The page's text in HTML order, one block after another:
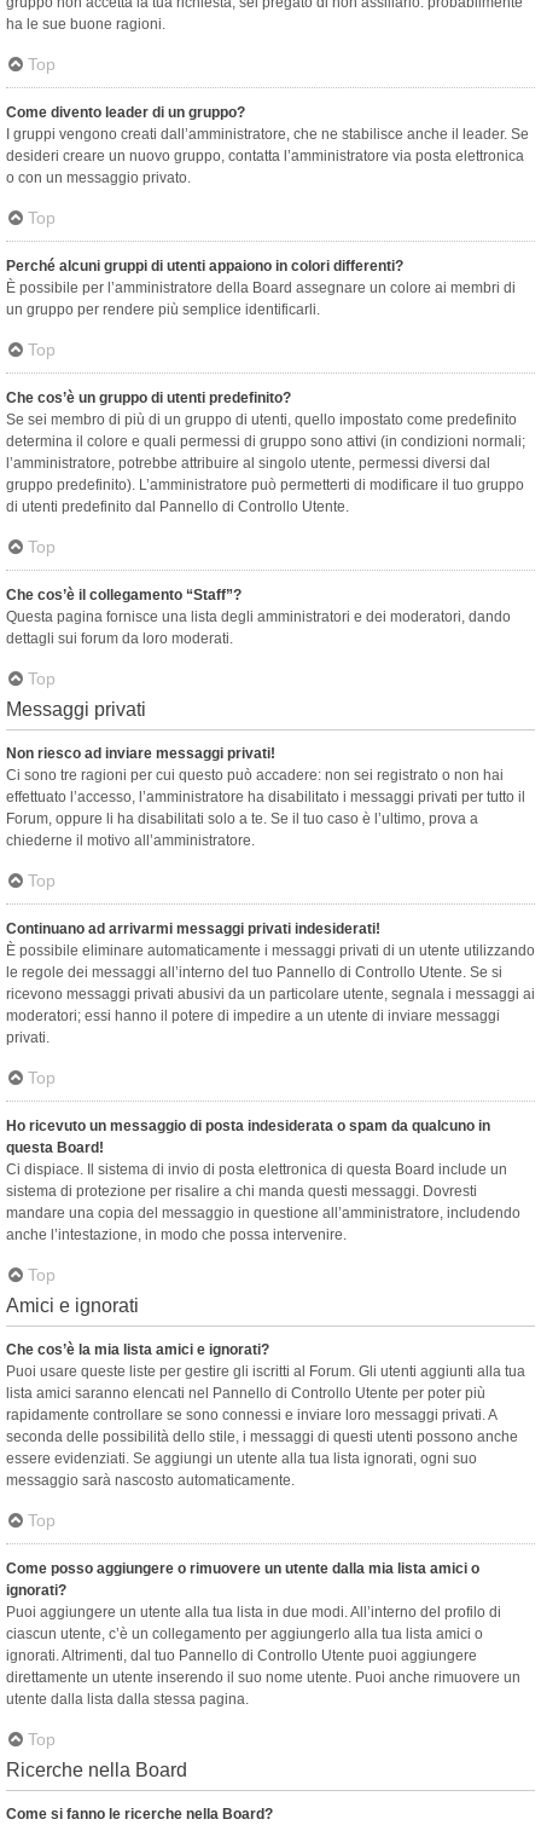
ha le sue buone ragioni.
Top
Come divento leader di un gruppo?
I gruppi vengono creati dall’amministratore, che ne stabilisce anche il leader. Se
desideri creare un nuovo gruppo, contatta l’amministratore via posta elettronica
o con un messaggio privato.
Top
Perché alcuni gruppi di utenti appaiono in colori differenti?
È possibile per l’amministratore della Board assegnare un colore ai membri di
un gruppo per rendere più semplice identificarli.
Top
Che cos’è un gruppo di utenti predefinito?
Se sei membro di più di un gruppo di utenti, quello impostato come predefinito
determina il colore e quali permessi di gruppo sono attivi (in condizioni normali;
l’amministratore, potrebbe attribuire al singolo utente, permessi diversi dal
gruppo predefinito). L’amministratore può permetterti di modificare il tuo gruppo
di utenti predefinito dal Pannello di Controllo Utente.
Top
Che cos’è il collegamento “Staff”?
Questa pagina fornisce una lista degli amministratori e dei moderatori, dando
dettagli sui forum da loro moderati.
Top
Messaggi privati
Non riesco ad inviare messaggi privati!
Ci sono tre ragioni per cui questo può accadere: non sei registrato o non hai
effettuato l’accesso, l’amministratore ha disabilitato i messaggi privati per tutto il
Forum, oppure li ha disabilitati solo a te. Se il tuo caso è l’ultimo, prova a
chiederne il motivo all’amministratore.
Top
Continuano ad arrivarmi messaggi privati indesiderati!
È possibile eliminare automaticamente i messaggi privati ​​di un utente utilizzando
le regole dei messaggi all’interno del tuo Pannello di Controllo Utente. Se si
ricevono messaggi privati ​​abusivi da un particolare utente, segnala i messaggi ai
moderatori; essi hanno il potere di impedire a un utente di inviare messaggi
privati​​.
Top
Ho ricevuto un messaggio di posta indesiderata o spam da qualcuno in
questa Board!
Ci dispiace. Il sistema di invio di posta elettronica di questa Board include un
sistema di protezione per risalire a chi manda questi messaggi. Dovresti
mandare una copia del messaggio in questione all’amministratore, includendo
anche l’intestazione, in modo che possa intervenire.
Top
Amici e ignorati
Che cos’è la mia lista amici e ignorati?
Puoi usare queste liste per gestire gli iscritti al Forum. Gli utenti aggiunti alla tua
lista amici saranno elencati nel Pannello di Controllo Utente per poter più
rapidamente controllare se sono connessi e inviare loro messaggi privati. A
seconda delle possibilità dello stile, i messaggi di questi utenti possono anche
essere evidenziati. Se aggiungi un utente alla tua lista ignorati, ogni suo
messaggio sarà nascosto automaticamente.
Top
Come posso aggiungere o rimuovere un utente dalla mia lista amici o
ignorati?
Puoi aggiungere un utente alla tua lista in due modi. All’interno del profilo di
ciascun utente, c’è un collegamento per aggiungerlo alla tua lista amici o
ignorati. Altrimenti, dal tuo Pannello di Controllo Utente puoi aggiungere
direttamente un utente inserendo il suo nome utente. Puoi anche rimuovere un
utente dalla lista dalla stessa pagina.
Top
Ricerche nella Board
Come si fanno le ricerche nella Board?